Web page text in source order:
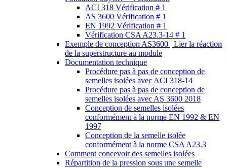
ACI 318 Vérification # 1
AS 3600 Vérification # 1
EN 1992 Vérification # 1
Vérification CSA A23.3-14 # 1
Exemple de conception AS3600 | Lier la réaction
de la superstructure au module
Documentation technique
Procédure pas à pas de conception de
semelles isolées avec ACI 318-14
Procédure pas à pas de conception de
semelles isolées avec AS 3600 2018
Conception de semelles isolées
conformément à la norme EN 1992 & EN
1997
Conception de la semelle isolée
conformément à la norme CSA A23.3
Comment concevoir des semelles isolées
Répartition de la pression sous une semelle